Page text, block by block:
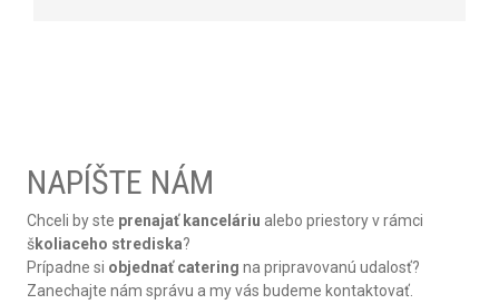
NAPÍŠTE NÁM
Chceli by ste prenajať kanceláriu alebo priestory v rámci
školiaceho strediska?
Prípadne si objednať catering na pripravovanú udalosť?
Zanechajte nám správu a my vás budeme kontaktovať.